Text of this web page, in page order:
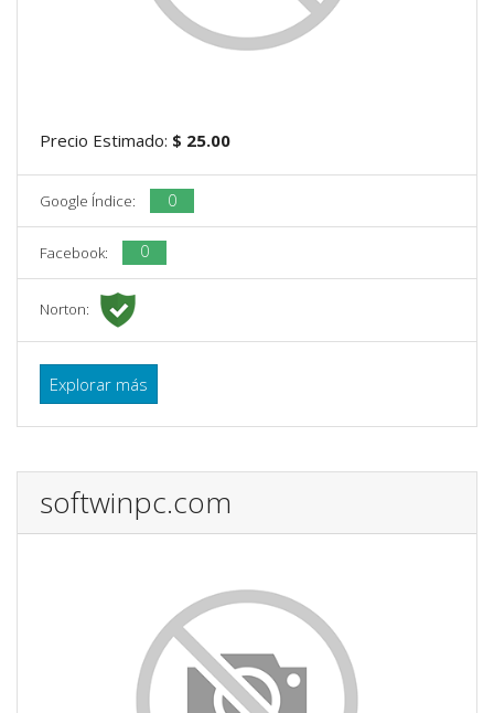
Precio Estimado: $ 25.00
Google Índice: 0
Facebook: 0
Norton:
Explorar más
softwinpc.com